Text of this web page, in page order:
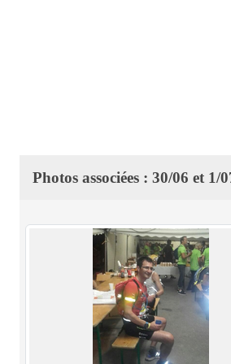
Photos associées : 30/06 et